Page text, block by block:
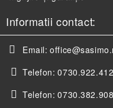
Informatii contact:
Email:
Telefon: 0730.922.412
Telefon: 0730.382.908